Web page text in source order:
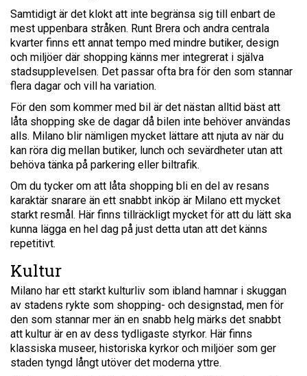
Samtidigt är det klokt att inte begränsa sig till enbart de
mest uppenbara stråken. Runt Brera och andra centrala
kvarter finns ett annat tempo med mindre butiker, design
och miljöer där shopping känns mer integrerat i själva
stadsupplevelsen. Det passar ofta bra för den som stannar
flera dagar och vill ha variation.
För den som kommer med bil är det nästan alltid bäst att
låta shopping ske de dagar då bilen inte behöver användas
alls. Milano blir nämligen mycket lättare att njuta av när du
kan röra dig mellan butiker, lunch och sevärdheter utan att
behöva tänka på parkering eller biltrafik.
Om du tycker om att låta shopping bli en del av resans
karaktär snarare än ett snabbt inköp är Milano ett mycket
starkt resmål. Här finns tillräckligt mycket för att du lätt ska
kunna lägga en hel dag på just detta utan att det känns
repetitivt.
Kultur
Milano har ett starkt kulturliv som ibland hamnar i skuggan
av stadens rykte som shopping- och designstad, men för
den som stannar mer än en snabb helg märks det snabbt
att kultur är en av dess tydligaste styrkor. Här finns
klassiska museer, historiska kyrkor och miljöer som ger
staden tyngd långt utöver det moderna yttre.